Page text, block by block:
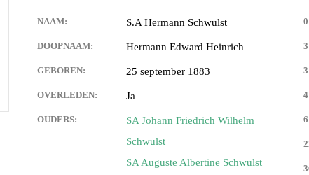
2005 sept
NAAM: S.A Hermann Schwulst
DOOPNAAM: Hermann Edward Heinrich
GEBOREN: 25 september 1883
OVERLEDEN: Ja
OUDERS:
SA Johann Friedrich Wilhelm
Schwulst
SA Auguste Albertine Schwulst